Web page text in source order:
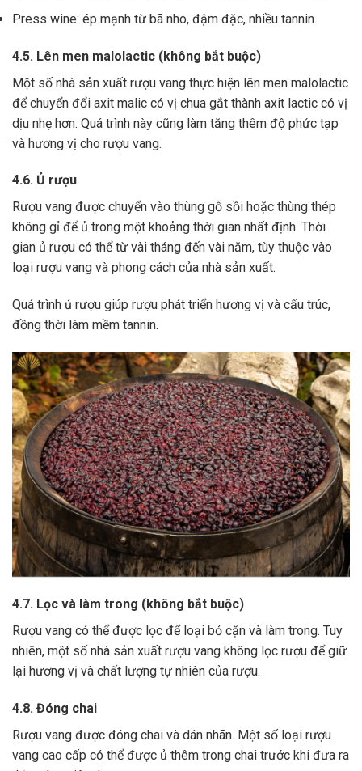
Press wine: ép mạnh từ bã nho, đậm đặc, nhiều tannin.
4.5. Lên men malolactic (không bắt buộc)
Một số nhà sản xuất rượu vang thực hiện lên men malolactic
để chuyển đổi axit malic có vị chua gắt thành axit lactic có vị
dịu nhẹ hơn. Quá trình này cũng làm tăng thêm độ phức tạp
và hương vị cho rượu vang.
4.6. Ủ rượu
Rượu vang được chuyển vào thùng gỗ sồi hoặc thùng thép
không gỉ để ủ trong một khoảng thời gian nhất định. Thời
gian ủ rượu có thể từ vài tháng đến vài năm, tùy thuộc vào
loại rượu vang và phong cách của nhà sản xuất.
Quá trình ủ rượu giúp rượu phát triển hương vị và cấu trúc,
đồng thời làm mềm tannin.
4.7. Lọc và làm trong (không bắt buộc)
Rượu vang có thể được lọc để loại bỏ cặn và làm trong. Tuy
nhiên, một số nhà sản xuất rượu vang không lọc rượu để giữ
lại hương vị và chất lượng tự nhiên của rượu.
4.8. Đóng chai
Rượu vang được đóng chai và dán nhãn. Một số loại rượu
vang cao cấp có thể được ủ thêm trong chai trước khi đưa ra